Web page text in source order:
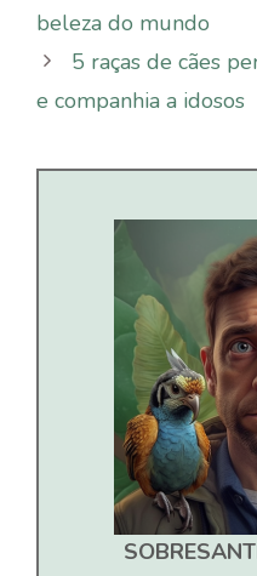
beleza do mundo
5 raças de cães
e companhia a idosos
SOBRE